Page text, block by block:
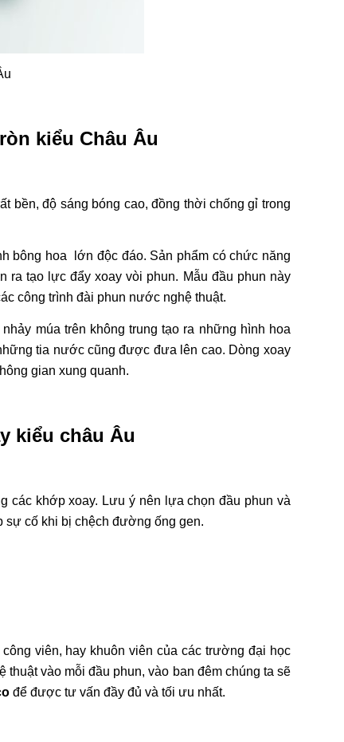
kiểu Châu Âu
bền, độ sáng bóng cao, đồng thời chống gỉ trong
bông hoa lớn độc đáo. Sản phẩm có chức năng
tạo lực đẩy xoay vòi phun. Mẫu đầu phun này
công trình đài phun nước nghệ thuật.
múa trên không trung tạo ra những hình hoa
tia nước cũng được đưa lên cao. Dòng xoay
gian xung quanh.
kiểu châu Âu
các khớp xoay. Lưu ý nên lựa chọn đầu phun và
sự cố khi bị chệch đường ống gen.
viên, hay khuôn viên của các trường đại học
vào mỗi đầu phun, vào ban đêm chúng ta sẽ
để được tư vấn đầy đủ và tối ưu nhất.